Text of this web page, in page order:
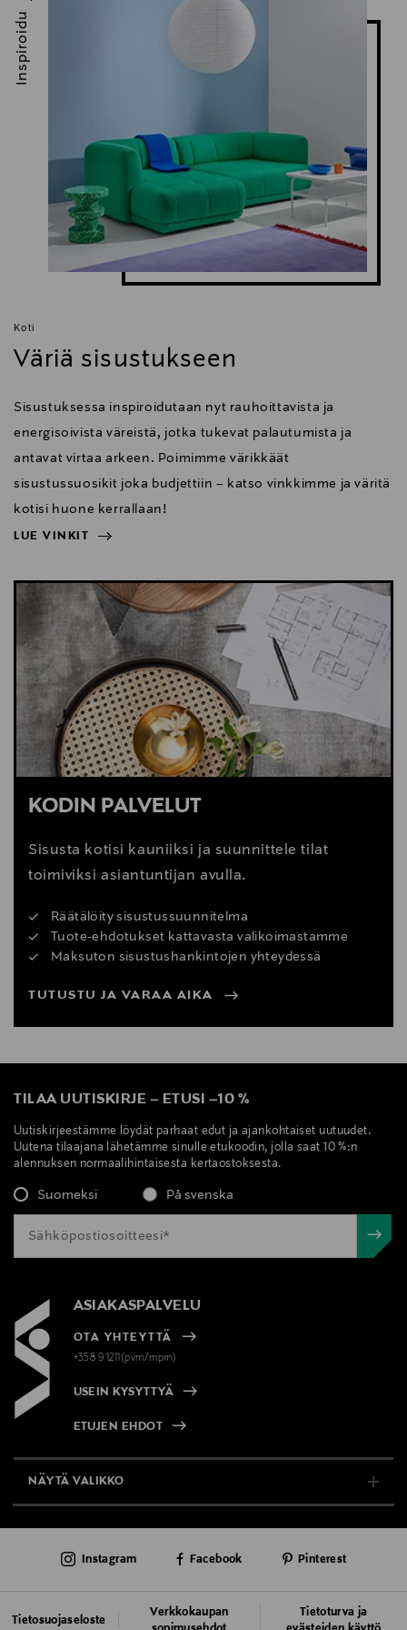
Koti
Väriä sisustukseen
Sisustuksessa inspiroidutaan nyt rauhoittavista ja
energisoivista väreistä, jotka tukevat palautumista ja
antavat virtaa arkeen. Poimimme värikkäät
sisustussuosikit joka budjettiin – katso vinkkimme ja väritä
kotisi huone kerrallaan!
LUE VINKIT
Inspiroidu
LUE VINKIT
KODIN PALVELUT
Sisusta kotisi kauniiksi ja suunnittele tilat
toimiviksi asiantuntijan avulla.
Räätälöity sisustussuunnitelma
Tuote-ehdotukset kattavasta valikoimastamme
Maksuton sisustushankintojen yhteydessä
TUTUSTU JA VARAA AIKA
TILAA UUTISKIRJE – ETUSI –10 %
Uutiskirjeestämme löydät parhaat edut ja ajankohtaiset uutuudet.
Uutena tilaajana lähetämme sinulle etukoodin, jolla saat 10 %:n
alennuksen normaalihintaisesta kertaostoksesta.
Suomeksi På svenska
ASIAKASPALVELU
OTA YHTEYTTÄ
+358 9 1211(pvm/mpm)
USEIN KYSYTTYÄ
ETUJEN EHDOT
NÄYTÄ VALIKKO
AJANKOHTAISTA
Tietosuojaseloste
Verkkokaupan
Tietoturva ja
Instagram Facebook Pinterest